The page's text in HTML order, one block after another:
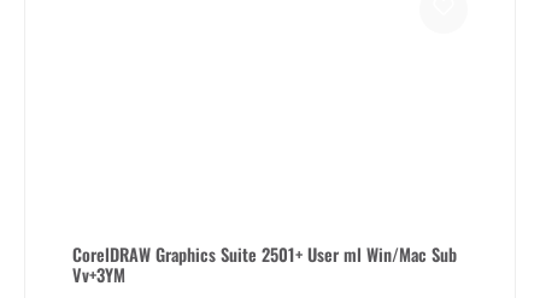
CorelDRAW Graphics Suite 2501+ User ml Win/Mac Sub
Vv+3YM